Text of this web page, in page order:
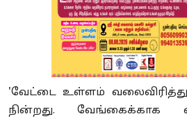
'வேட்டை உள்ளம்
நின்றது. வேங்கைக்காக